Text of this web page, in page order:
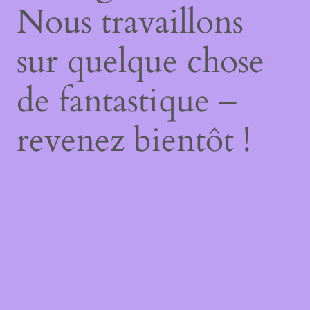
Nous travaillons
sur quelque chose
de fantastique –
revenez bientôt !